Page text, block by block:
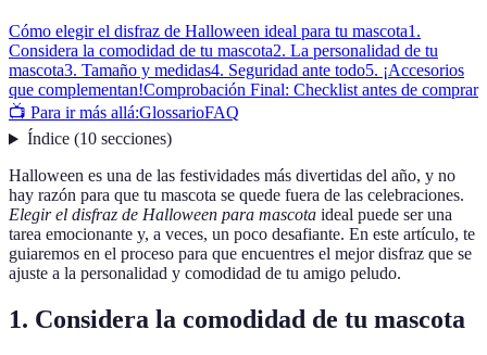
Cómo elegir el disfraz de Halloween ideal para tu mascota1.
Considera la comodidad de tu mascota2. La personalidad de tu
mascota3. Tamaño y medidas4. Seguridad ante todo5. ¡Accesorios
que complementan!Comprobación Final: Checklist antes de comprar
📺 Para ir más allá:GlossarioFAQ
Índice(10 secciones)
Halloween es una de las festividades más divertidas del año, y no
hay razón para que tu mascota se quede fuera de las celebraciones.
Elegir el disfraz de Halloween para mascota ideal puede ser una
tarea emocionante y, a veces, un poco desafiante. En este artículo, te
guiaremos en el proceso para que encuentres el mejor disfraz que se
ajuste a la personalidad y comodidad de tu amigo peludo.
1. Considera la comodidad de tu mascota